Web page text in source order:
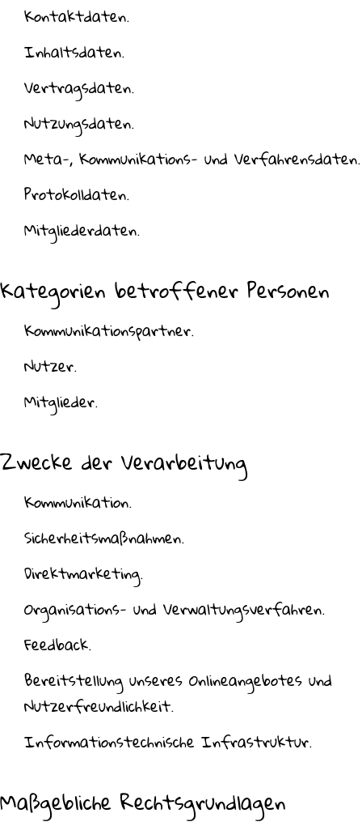
Kontaktdaten.
Inhaltsdaten.
Vertragsdaten.
Nutzungsdaten.
Meta-, Kommunikations- und Verfahrensdaten.
Protokolldaten.
Mitgliederdaten.
Kategorien betroffener Personen
Kommunikationspartner.
Nutzer.
Mitglieder.
Zwecke der Verarbeitung
Kommunikation.
Sicherheitsmaßnahmen.
Direktmarketing.
Organisations- und Verwaltungsverfahren.
Feedback.
Bereitstellung unseres Onlineangebotes und
Nutzerfreundlichkeit.
Informationstechnische Infrastruktur.
Maßgebliche Rechtsgrundlagen